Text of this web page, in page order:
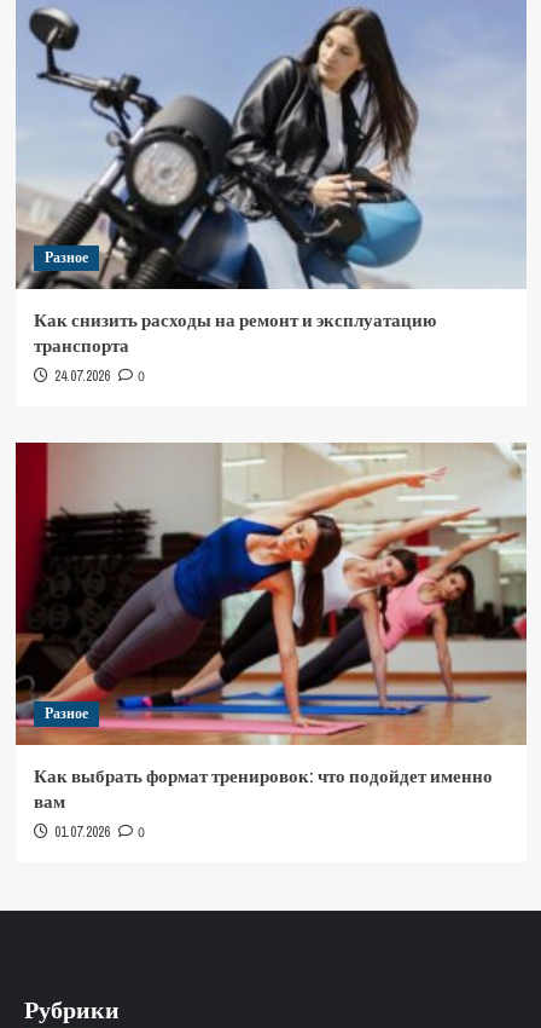
Разное
Как снизить расходы на ремонт и эксплуатацию
транспорта
24.07.2026 0
Разное
Как выбрать формат тренировок: что подойдет именно
вам
01.07.2026 0
Рубрики